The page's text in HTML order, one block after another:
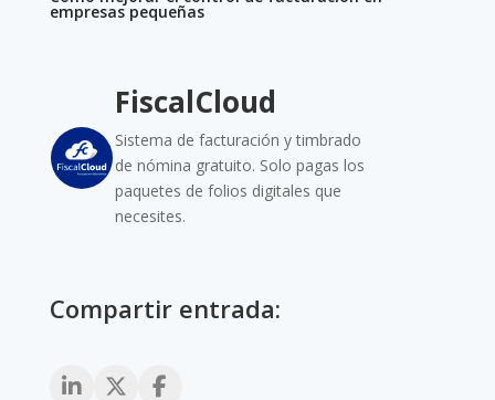
empresas pequeñas
FiscalCloud
Sistema de facturación y timbrado
de nómina gratuito. Solo pagas los
paquetes de folios digitales que
necesites.
Compartir entrada: